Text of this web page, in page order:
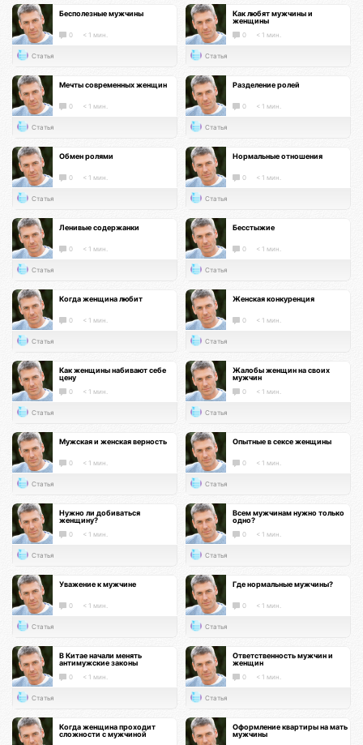
Бесполезные мужчины
0 < 1 мин.
Статья
Как любят мужчины и
женщины
0 < 1 мин.
Статья
Мечты современных женщин
0 < 1 мин.
Статья
Разделение ролей
0 < 1 мин.
Статья
Обмен ролями
0 < 1 мин.
Статья
Нормальные отношения
0 < 1 мин.
Статья
Ленивые содержанки
0 < 1 мин.
Статья
Бесстыжие
0 < 1 мин.
Статья
Когда женщина любит
0 < 1 мин.
Статья
Женская конкуренция
0 < 1 мин.
Статья
Как женщины набивают себе
цену
0 < 1 мин.
Статья
Жалобы женщин на своих
мужчин
0 < 1 мин.
Статья
Мужская и женская верность
0 < 1 мин.
Статья
Опытные в сексе женщины
0 < 1 мин.
Статья
Нужно ли добиваться
женщину?
0 < 1 мин.
Статья
Всем мужчинам нужно только
одно?
0 < 1 мин.
Статья
Уважение к мужчине
0 < 1 мин.
Статья
Где нормальные мужчины?
0 < 1 мин.
Статья
В Китае начали менять
антимужские законы
0 < 1 мин.
Статья
Ответственность мужчин и
женщин
0 < 1 мин.
Статья
Когда женщина проходит
сложности с мужчиной
Оформление квартиры на мать
мужчины